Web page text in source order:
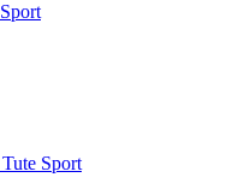
Sport